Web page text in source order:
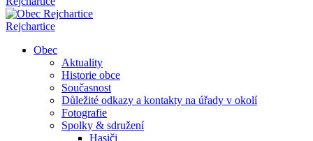
Rejchartice
Obec
Aktuality
Historie obce
Současnost
Důležité odkazy a kontakty na úřady v okolí
Fotografie
Spolky & sdružení
Hasiči